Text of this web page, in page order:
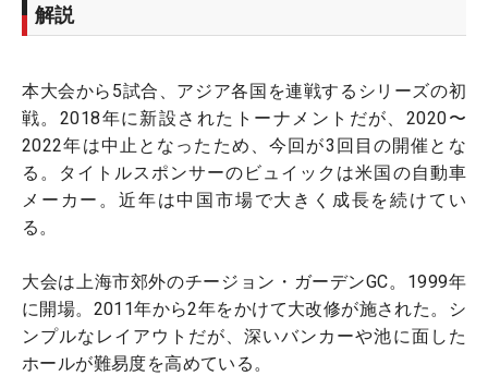
解説
本大会から5試合、アジア各国を連戦するシリーズの初
戦。2018年に新設されたトーナメントだが、2020〜
2022年は中止となったため、今回が3回目の開催とな
る。タイトルスポンサーのビュイックは米国の自動車
メーカー。近年は中国市場で大きく成長を続けてい
る。
大会は上海市郊外のチージョン・ガーデンGC。1999年
に開場。2011年から2年をかけて大改修が施された。シ
ンプルなレイアウトだが、深いバンカーや池に面した
ホールが難易度を高めている。